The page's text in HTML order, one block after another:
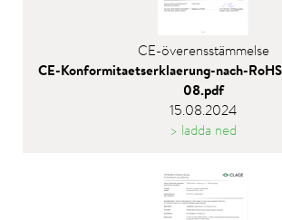
CE-överensstämmelse
CE-Konformitaetserklaerung-nach-
08.pdf
15.08.2024
> ladda ned